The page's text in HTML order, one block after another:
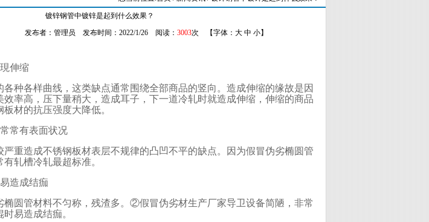
镀锌钢管中镀锌是起到什么效果？
发布者：管理员 发布时间：2022/1/26 阅读： 3003次 【字体： 大 中 小】
伸缩
种各样曲线，这类缺点通常围绕全部商品的竖向。造成伸缩的缘故是因
率高，压下量稍大，造成耳子，下一道冷轧时就造成伸缩，伸缩的商品
材的抗压强度大降低。
常有表面状况
重造成不锈钢板材表层不规律的凸凹不平的缺点。因为假冒伪劣椭圆管
轧槽冷轧最超标准。
造成结痂
圆管材料不匀称，残渣多。②假冒伪劣材生产厂家导卫设备简陋，非常
易造成结痂。